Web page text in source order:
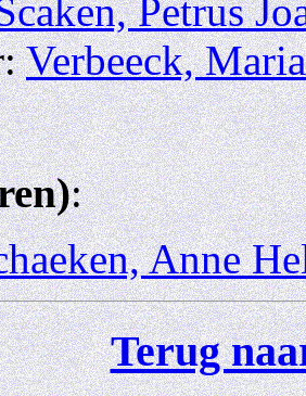
Petrus
Verbeeck,
:
Anne
Terug